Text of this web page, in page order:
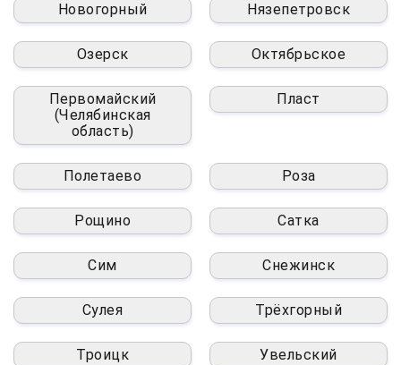
Новогорный Нязепетровск
Озерск Октябрьское
Первомайский
(Челябинская
область)
Пласт
Полетаево Роза
Рощино Сатка
Сим Снежинск
Сулея Трёхгорный
Троицк Увельский